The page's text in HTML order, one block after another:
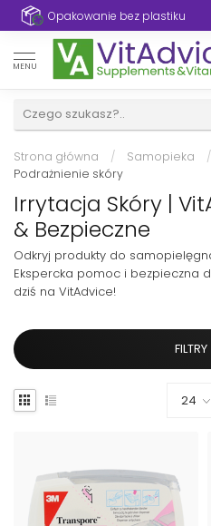
Opakowanie bez plastiku
MENU
Strona główna / Samopieka /
Podrażnienie skóry
Irrytacja Skóry |
& Bezpieczne
Odkryj produkty do
Ekspercka pomoc i bezpieczna
dziś na VitAdvice!
FILTRY